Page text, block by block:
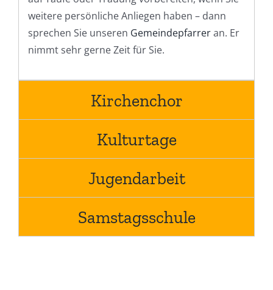
weitere persönliche Anliegen haben – dann
sprechen Sie unseren Gemeindepfarreran. Er
nimmt sehr gerne Zeit für Sie.
Kirchenchor
Kulturtage
Jugendarbeit
Samstagsschule